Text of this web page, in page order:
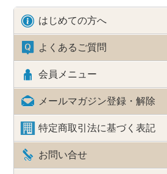
はじめての方へ
よくあるご質問
会員メニュー
メールマガジン登録・解除
特定商取引法に基づく表記
お問い合せ